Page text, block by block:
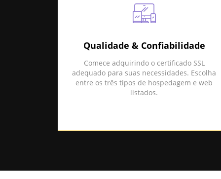
Qualidade & Confiabilidade
Comece adquirindo o certificado SSL
adequado para suas necessidades. Escolha
entre os três tipos de hospedagem e web
listados.